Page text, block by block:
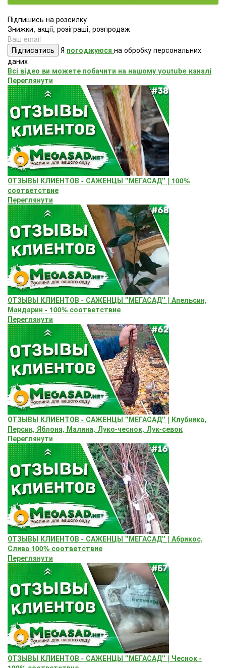
Підпишись на розсилку
Знижки, акції, розіграші, розпродаж
Підписатись Я погоджуюся на обробку персональних
даних
Всі відео ви можете побачити на нашому youtube каналі
Переглянути
ОТЗЫВЫ КЛИЕНТОВ - САЖЕНЦЫ "МЕГАСАД" | 100%
соответствие
Переглянути
ОТЗЫВЫ КЛИЕНТОВ - САЖЕНЦЫ "МЕГАСАД" | Апельсин,
Мандарин - 100% соответствие
Переглянути
ОТЗЫВЫ КЛИЕНТОВ - САЖЕНЦЫ "МЕГАСАД" | Клубника,
Персик, Яблоня, Малина, Луко-чеснок, Лук-севок
Переглянути
ОТЗЫВЫ КЛИЕНТОВ - САЖЕНЦЫ "МЕГАСАД" | Абрикос,
Слива 100% соответствие
Переглянути
ОТЗЫВЫ КЛИЕНТОВ - САЖЕНЦЫ "МЕГАСАД" | Чеснок -